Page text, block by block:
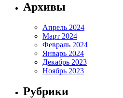
Архивы
Апрель 2024
Март 2024
Февраль 2024
Январь 2024
Декабрь 2023
Ноябрь 2023
Рубрики